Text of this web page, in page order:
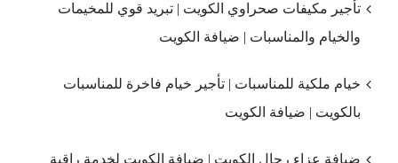
تأجير مكيفات صحراوي الكويت | تبريد قوي للمخيمات
والخيام والمناسبات | ضيافة الكويت
خيام ملكية للمناسبات | تأجير خيام فاخرة للمناسبات
بالكويت | ضيافة الكويت
ضيافة عزاء رجال الكويت | ضيافة الكويت لخدمة راقية